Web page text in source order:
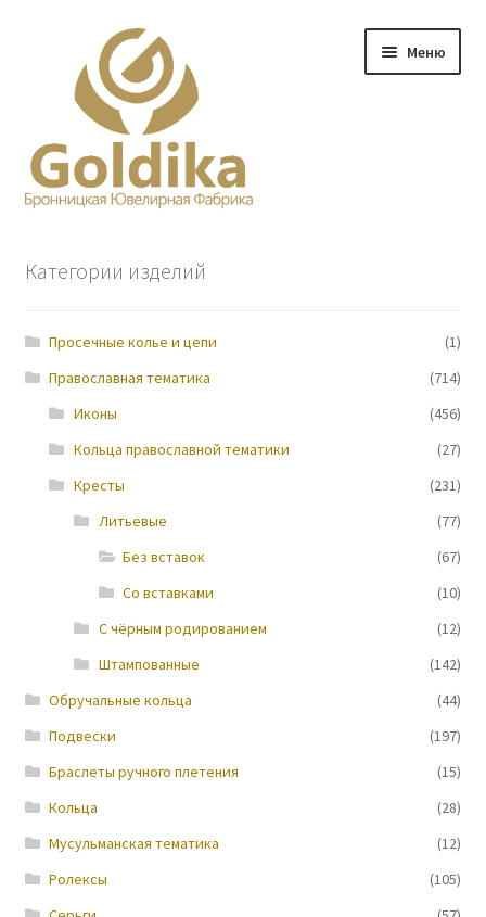
навигации
содержимому
Меню
Прайс-лист
Контакты
Новости
Категории изделий
Просечные колье и цепи
(1)
Православная тематика
(714)
Иконы
(456)
Кольца православной тематики
(27)
Кресты
(231)
Литьевые
(77)
Без вставок
(67)
Со вставками
(10)
С чёрным родированием
(12)
Штампованные
(142)
Обручальные кольца
(44)
Подвески
(197)
Браслеты ручного плетения
(15)
Кольца
(28)
Мусульманская тематика
(12)
Ролексы
(105)